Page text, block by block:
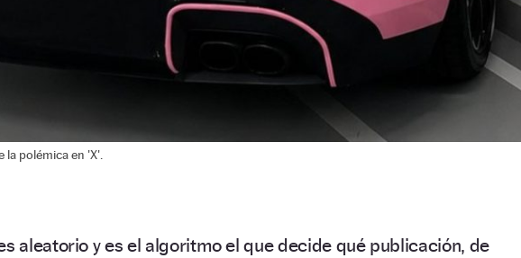
la polémica en 'X'.
aleatorio y es el algoritmo el que decide qué publicación, de